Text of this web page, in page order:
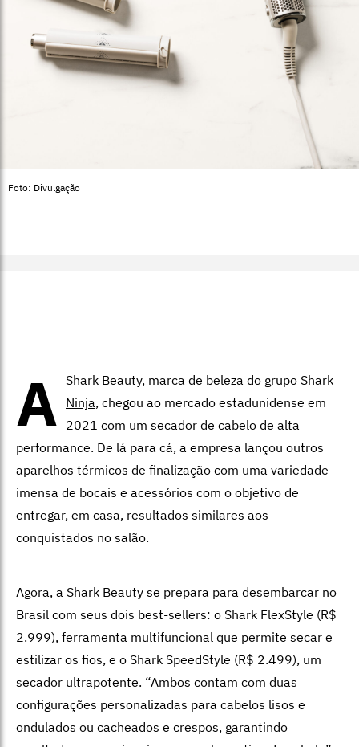
Foto: Divulgação
A Shark Beauty, marca de beleza do grupo Shark
Ninja, chegou ao mercado estadunidense em
2021 com um secador de cabelo de alta
performance. De lá para cá, a empresa lançou outros
aparelhos térmicos de finalização com uma variedade
imensa de bocais e acessórios com o objetivo de
entregar, em casa, resultados similares aos
conquistados no salão.
Agora, a Shark Beauty se prepara para desembarcar no
Brasil com seus dois best-sellers: o Shark FlexStyle (R$
2.999), ferramenta multifuncional que permite secar e
estilizar os fios, e o Shark SpeedStyle (R$ 2.499), um
secador ultrapotente. “Ambos contam com duas
configurações personalizadas para cabelos lisos e
ondulados ou cacheados e crespos, garantindo